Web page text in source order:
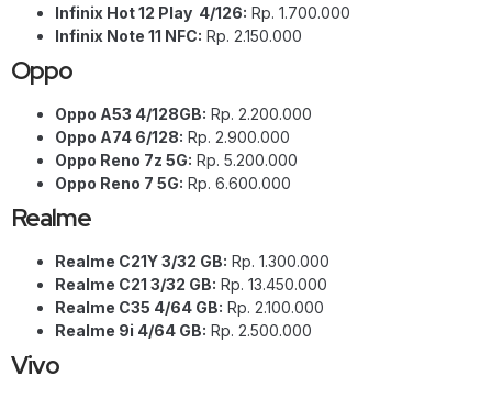
Infinix Hot 12 Play 4/126: Rp. 1.700.000
Infinix Note 11 NFC: Rp. 2.150.000
Oppo
Oppo A53 4/128GB: Rp. 2.200.000
Oppo A74 6/128: Rp. 2.900.000
Oppo Reno 7z 5G: Rp. 5.200.000
Oppo Reno 7 5G: Rp. 6.600.000
Realme
Realme C21Y 3/32 GB: Rp. 1.300.000
Realme C21 3/32 GB: Rp. 13.450.000
Realme C35 4/64 GB: Rp. 2.100.000
Realme 9i 4/64 GB: Rp. 2.500.000
Vivo